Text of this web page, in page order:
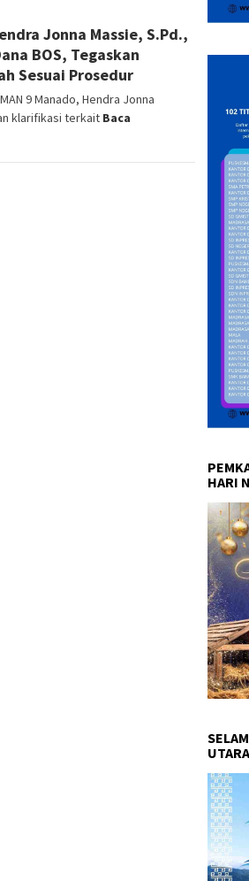
Jonna Massie, S.Pd.,
BOS, Tegaskan
Sesuai Prosedur
9 Manado, Hendra Jonna
klarifikasi terkait Baca
HARI